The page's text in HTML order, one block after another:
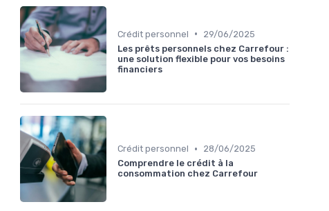
Crédit personnel •
29/06/2025
Les prêts personnels chez Carrefour :
une solution flexible pour vos besoins
financiers
Crédit personnel •
28/06/2025
Comprendre le crédit à la
consommation chez Carrefour